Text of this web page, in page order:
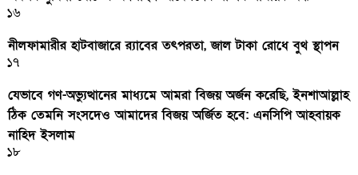
১৬
নীলফামারীর হাটবাজারে র‌্যাবের তৎপরতা, জাল টাকা রোধে বুথ স্থাপন
১৭
যেভাবে গণ-অভ্যুত্থানের মাধ্যমে আমরা বিজয় অর্জন করেছি, ইনশাআল্লাহ
ঠিক তেমনি সংসদেও আমাদের বিজয় অর্জিত হবে: এনসিপি আহবায়ক
নাহিদ ইসলাম
১৮